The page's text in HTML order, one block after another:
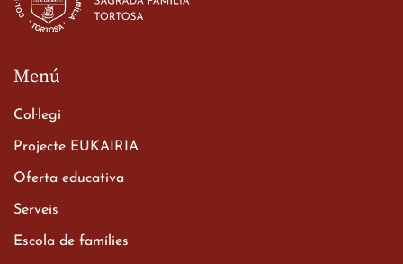
23 de març de 2026
Xerrada del Sr. Bisbe als
Batxillerat
Menú
Col·legi
Projecte EUKAIRIA
Oferta educativa
Serveis
Escola de famílies